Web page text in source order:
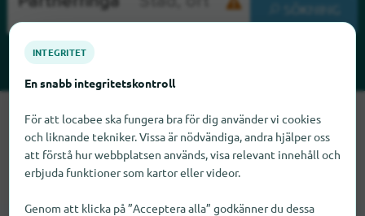
SÖKNING
Tyvärr kan vi inte hitta Partnerringar just nu. Om du vet var
Partnerringar finns skulle vi bli glada om du meddelade oss
det.
INTEGRITET
En snabb integritetskontroll
För att locabee ska fungera bra för dig använder vi cookies
och liknande tekniker. Vissa är nödvändiga, andra hjälper oss
att förstå hur webbplatsen används, visa relevant innehåll och
erbjuda funktioner som kartor eller videor.
Genom att klicka på ”Acceptera alla” godkänner du dessa